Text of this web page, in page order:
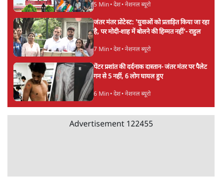
5 Min• देश• नेशनल ब्यूरो
जंतर मंतर प्रोटेस्ट: 'युवाओं को प्रताड़ित किया जा रहा
है, पर मोदी-शाह में बोलने की हिम्मत नहीं'- राहुल
7 Min• देश• नेशनल ब्यूरो
पेंटर प्रशांत की दर्दनाक दास्तान- जंतर मंतर पर पैलेट
गन से 5 नहीं, 6 लोग घायल हुए
6 Min• देश• नेशनल ब्यूरो
Advertisement 122455